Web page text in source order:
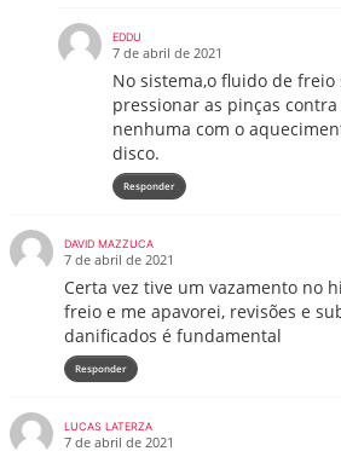
EDDU
7 de abril de 2021
No sistema,o fluido de freio
pressionar as pinças
nenhuma com o
disco.
Responder
DAVID MAZZUCA
7 de abril de 2021
Certa vez tive um vazamento no
freio e me apavorei, revisões e
danificados é fundamental
Responder
LUCAS LATERZA
7 de abril de 2021